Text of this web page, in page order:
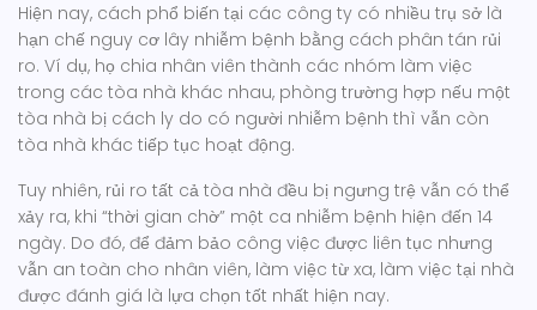
Hiện nay, cách phổ biến tại các công ty có nhiều trụ sở là
hạn chế nguy cơ lây nhiễm bệnh bằng cách phân tán rủi
ro. Ví dụ, họ chia nhân viên thành các nhóm làm việc
trong các tòa nhà khác nhau, phòng trường hợp nếu một
tòa nhà bị cách ly do có người nhiễm bệnh thì vẫn còn
tòa nhà khác tiếp tục hoạt động.
Tuy nhiên, rủi ro tất cả tòa nhà đều bị ngưng trệ vẫn có thể
xảy ra, khi “thời gian chờ” một ca nhiễm bệnh hiện đến 14
ngày. Do đó, để đảm bảo công việc được liên tục nhưng
vẫn an toàn cho nhân viên, làm việc từ xa, làm việc tại nhà
được đánh giá là lựa chọn tốt nhất hiện nay.